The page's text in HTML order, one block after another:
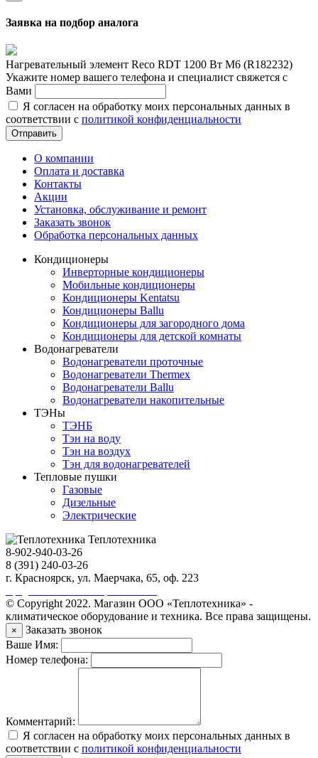
Заявка на подбор аналога
Нагревательный элемент Reco RDT 1200 Вт M6 (R182232)
Укажите номер вашего телефона и специалист свяжется с
Вами
Я согласен на обработку моих персональных данных в
соответствии с политикой конфиденциальности
Отправить
О компании
Оплата и доставка
Контакты
Акции
Установка, обслуживание и ремонт
Заказать звонок
Обработка персональных данных
Кондиционеры
Инверторные кондиционеры
Мобильные кондиционеры
Кондиционеры Kentatsu
Кондиционеры Ballu
Кондиционеры для загородного дома
Кондиционеры для детской комнаты
Водонагреватели
Водонагреватели проточные
Водонагреватели Thermex
Водонагреватели Ballu
Водонагреватели накопительные
ТЭНы
ТЭНБ
Тэн на воду
Тэн на воздух
Тэн для водонагревателей
Тепловые пушки
Газовые
Дизельные
Электрические
Теплотехника
8-902-940-03-26
8 (391) 240-03-26
г. Красноярск, ул. Маерчака, 65, оф. 223
© Copyright 2022. Магазин ООО «Теплотехника» -
климатическое оборудование и техника. Все права защищены.
×
Заказать звонок
Ваше Имя:
Номер телефона:
Комментарий:
Я согласен на обработку моих персональных данных в
соответствии с политикой конфиденциальности